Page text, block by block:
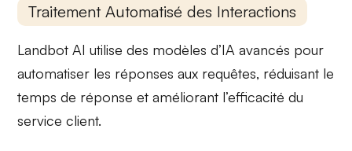
Traitement Automatisé des Interactions
Landbot AI utilise des modèles d’IA avancés pour
automatiser les réponses aux requêtes, réduisant le
temps de réponse et améliorant l’efficacité du
service client.